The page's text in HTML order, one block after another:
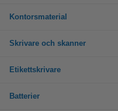
Kontorsmaterial
Skrivare och skanner
Etikettskrivare
Batterier